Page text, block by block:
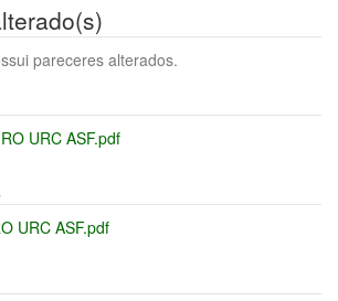
pareceres alterados.
URC ASF.pdf
URC ASF.pdf